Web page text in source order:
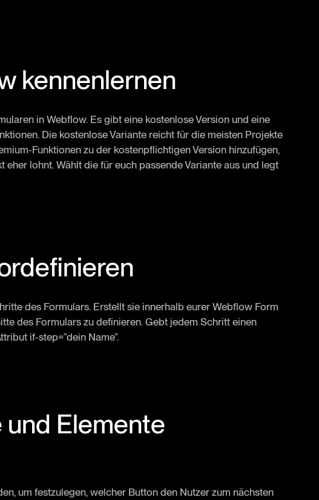
kennenlernen
in Webflow. Es gibt eine kostenlose Version und eine
Die kostenlose Variante reicht für die meisten Projekte
Funktionen zu der kostenpflichtigen Version hinzufügen,
lohnt. Wählt die für euch passende Variante aus und legt
des Formulars. Erstellt sie innerhalb eurer Webflow Form
des Formulars zu definieren. Gebt jedem Schritt einen
if-step=”dein Name”.
Elemente
um festzulegen, welcher Button den Nutzer zum nächsten